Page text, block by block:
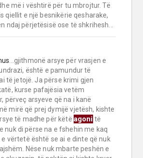
më i vështirë për tu mbrojtur. Të
qiellit e një besnikërie qesharake,
ndaj përjetësisë ose të shkrihesh...
...gjithmonë arsye për vrasjen e
është e pamundur të
të jetojë. Ja përse krimi gjen
kurse pafajësia vetëm
përveç arsyeve që na i kanë
mirë që prej dymijë vjetësh, kishte
të madhe për këtë agoni të
nuk di përse na e fshehin me kaq
e vërtetë është se ai e dinte që nuk
Nëse nuk mbarte peshën e